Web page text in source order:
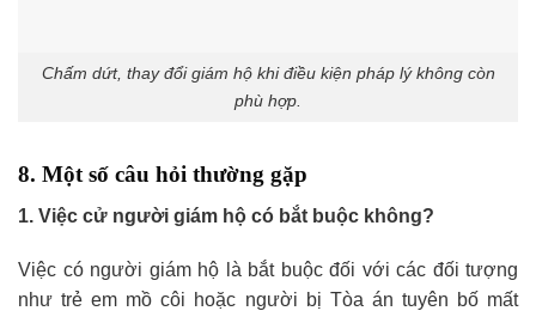
Chấm dứt, thay đổi giám hộ khi điều kiện pháp lý không còn
phù hợp.
8. Một số câu hỏi thường gặp
1. Việc cử người giám hộ có bắt buộc không?
Việc có người giám hộ là bắt buộc đối với các đối tượng
như trẻ em mồ côi hoặc người bị Tòa án tuyên bố mất